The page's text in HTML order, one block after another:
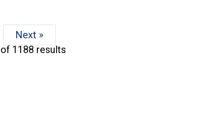
Next »
of 1188 results